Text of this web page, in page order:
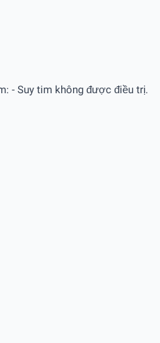
- Suy tim không được điều trị.